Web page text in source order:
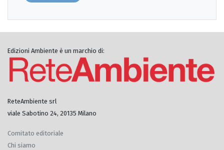
Edizioni Ambiente è un marchio di:
ReteAmbiente srl
viale Sabotino 24, 20135 Milano
Comitato editoriale
Chi siamo